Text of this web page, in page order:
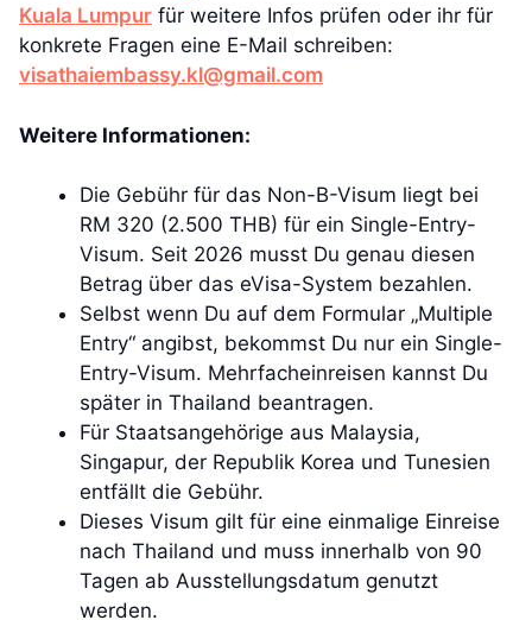
Kuala Lumpur für weitere Infos prüfen oder ihr für
konkrete Fragen eine E-Mail schreiben:
visathaiembassy.kl@gmail.com
Weitere Informationen:
Die Gebühr für das Non-B-Visum liegt bei
RM 320 (2.500 THB) für ein Single-Entry-
Visum. Seit 2026 musst Du genau diesen
Betrag über das eVisa-System bezahlen.
Selbst wenn Du auf dem Formular „Multiple
Entry“ angibst, bekommst Du nur ein Single-
Entry-Visum. Mehrfacheinreisen kannst Du
später in Thailand beantragen.
Für Staatsangehörige aus Malaysia,
Singapur, der Republik Korea und Tunesien
entfällt die Gebühr.
Dieses Visum gilt für eine einmalige Einreise
nach Thailand und muss innerhalb von 90
Tagen ab Ausstellungsdatum genutzt
werden.